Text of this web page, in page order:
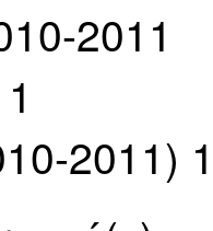
2011
2011)